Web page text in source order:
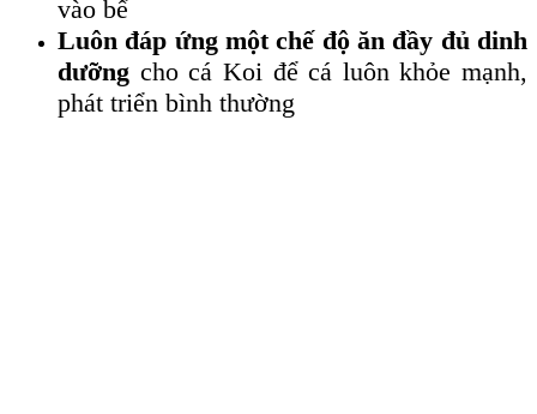
vào bể
Luôn đáp ứng một chế độ ăn đầy đủ dinh
dưỡng cho cá Koi để cá luôn khỏe mạnh,
phát triển bình thường